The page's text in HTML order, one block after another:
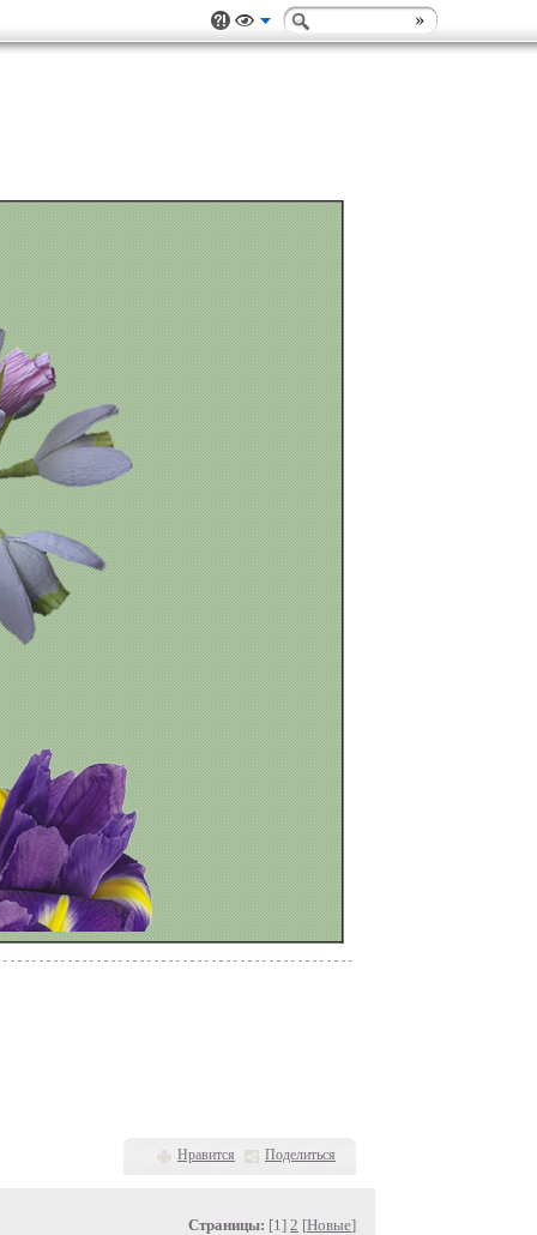
Нравится Поделиться
Страницы: [1] 2 [Новые]